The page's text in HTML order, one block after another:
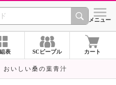
CHANNEL ショッ
メニュー
表 SCピープル カート
いしい桑の葉青汁